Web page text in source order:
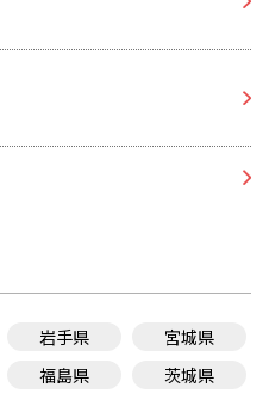
岩手県
宮城県
福島県
茨城県